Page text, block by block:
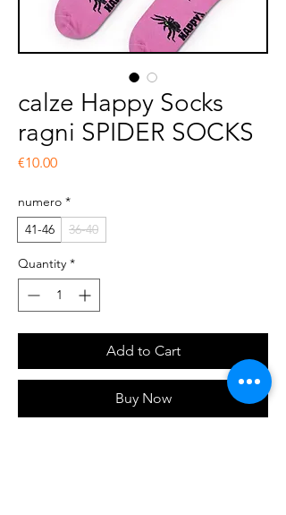
calze Happy Socks
ragni SPIDER SOCKS
€10.00Price
numero *
41-46
36-40
Quantity *
Add to Cart
Buy Now